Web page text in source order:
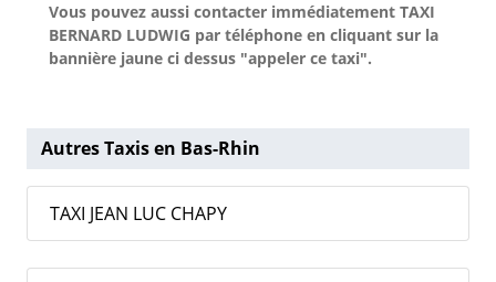
Vous pouvez aussi contacter immédiatement TAXI
BERNARD LUDWIG par téléphone en cliquant sur la
bannière jaune ci dessus "appeler ce taxi".
Autres Taxis en Bas-Rhin
TAXI JEAN LUC CHAPY